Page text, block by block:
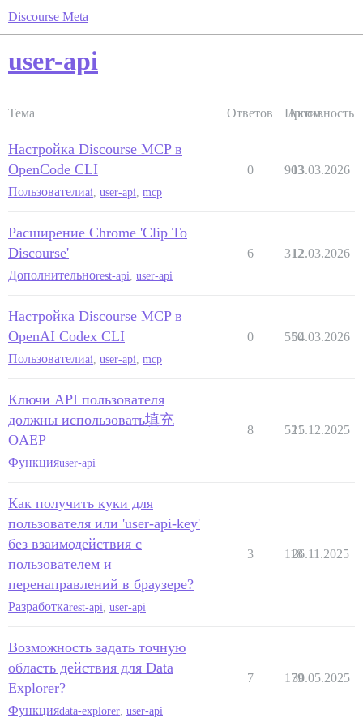
Discourse Meta
user-api
Тема Ответов Просм.
Активность
Настройка Discourse MCP в
OpenCode CLI
Пользователиai user-api mcp
0 903
13.03.2026
Расширение Chrome 'Clip To
Discourse'
Дополнительноrest-api user-api
6 312
12.03.2026
Настройка Discourse MCP в
OpenAI Codex CLI
Пользователиai user-api mcp
0 550
04.03.2026
Ключи API пользователя
должны использовать填充
OAEP
Функцияuser-api
8 521
15.12.2025
Как получить куки для
пользователя или 'user-api-key'
без взаимодействия с
пользователем и
перенаправлений в браузере?
Разработкаrest-api user-api
3 118
26.11.2025
Возможность задать точную
область действия для Data
Explorer?
Функцияdata-explorer user-api
7 179
30.05.2025